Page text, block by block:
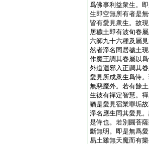
爲佛事利益衆生。
生即空無所有者是
皆有愛見衆生。故
居穢土即有波旬眷
六師九十六種及屬
然者淨名同居穢土
作魔王調其眷屬以
外道迴邪入正調其
愛見所成衆生爲侍
無惡魔外。若有餘
生彼有禪定智慧。
猶是愛見宿業罪垢
淨名應生同其愛見
是侍也。若別圓菩
斷無明。即是無爲
易土雖無天魔而有